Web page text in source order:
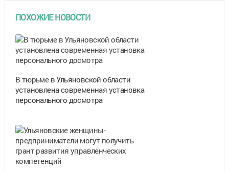
ПОХОЖИЕ НОВОСТИ
В тюрьме в Ульяновской области
установлена современная установка
персонального досмотра